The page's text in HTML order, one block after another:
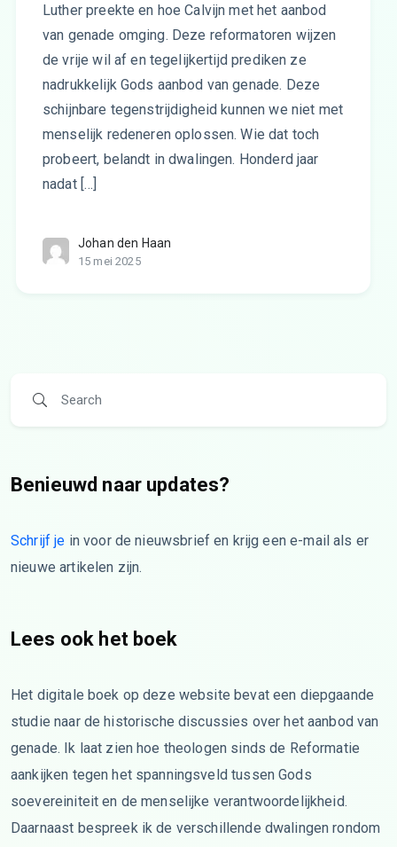
Luther preekte en hoe Calvijn met het aanbod
van genade omging. Deze reformatoren wijzen
de vrije wil af en tegelijkertijd prediken ze
nadrukkelijk Gods aanbod van genade. Deze
schijnbare tegenstrijdigheid kunnen we niet met
menselijk redeneren oplossen. Wie dat toch
probeert, belandt in dwalingen. Honderd jaar
nadat […]
Johan den Haan
15 mei 2025
Benieuwd naar updates?
Schrijf je in voor de nieuwsbrief en krijg een e-mail als er
nieuwe artikelen zijn.
Lees ook het boek
Het digitale boek op deze website bevat een diepgaande
studie naar de historische discussies over het aanbod van
genade. Ik laat zien hoe theologen sinds de Reformatie
aankijken tegen het spanningsveld tussen Gods
soevereiniteit en de menselijke verantwoordelijkheid.
Daarnaast bespreek ik de verschillende dwalingen rondom